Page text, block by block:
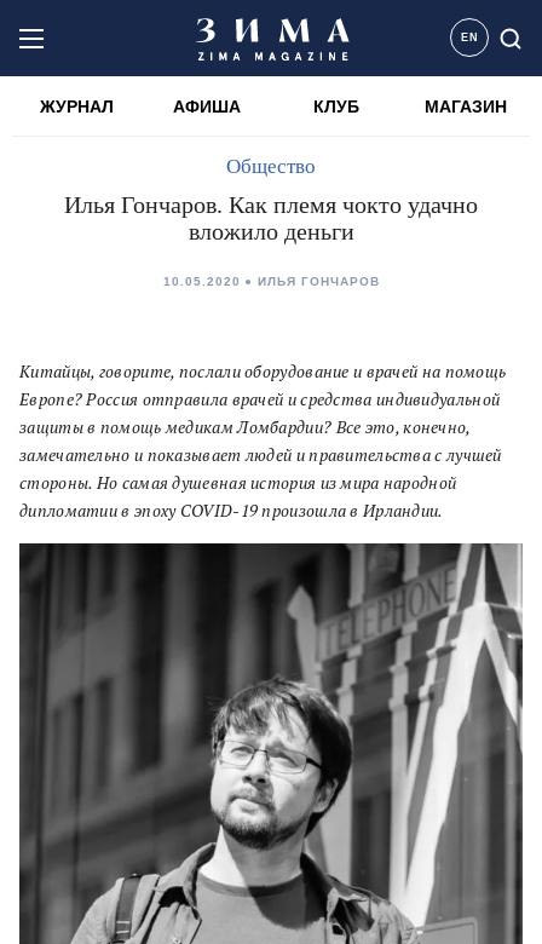
EN
ЖУРНАЛ АФИША КЛУБ МАГАЗИН
Общество
Илья Гончаров. Как племя чокто удачно
вложило деньги
10.05.2020 ИЛЬЯ ГОНЧАРОВ
Китайцы, говорите, послали оборудование и врачей на помощь
Европе?Россия отправила врачей и средства индивидуальной
защиты в помощь медикам Ломбардии? Все это, конечно,
замечательно и показывает людей и правительства с лучшей
стороны. Но самая душевная история из мира народной
дипломатии в эпоху COVID-19 произошла в Ирландии.